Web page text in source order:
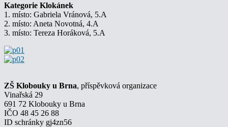
Kategorie Klokánek
1. místo: Gabriela Vránová, 5.A
2. místo: Aneta Novotná, 4.A
3. místo: Tereza Horáková, 5.A
ZŠ Klobouky u Brna, příspěvková organizace
Vinařská 29
691 72 Klobouky u Brna
IČO 48 45 26 88
ID schránky gj4zn56